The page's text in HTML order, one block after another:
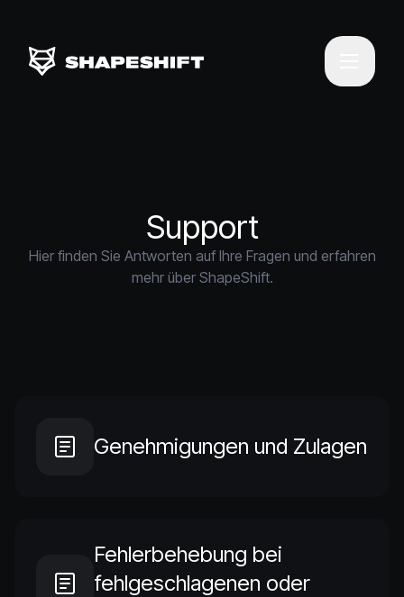
Support
Hier finden Sie Antworten auf Ihre Fragen und erfahren
mehr über ShapeShift.
Genehmigungen und Zulagen
Fehlerbehebung bei
fehlgeschlagenen oder